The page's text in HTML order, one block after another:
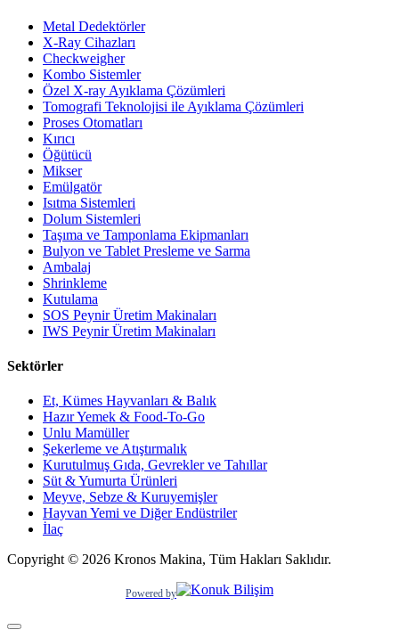
Metal Dedektörler
X-Ray Cihazları
Checkweigher
Kombo Sistemler
Özel X-ray Ayıklama Çözümleri
Tomografi Teknolojisi ile Ayıklama Çözümleri
Proses Otomatları
Kırıcı
Öğütücü
Mikser
Emülgatör
Isıtma Sistemleri
Dolum Sistemleri
Taşıma ve Tamponlama Ekipmanları
Bulyon ve Tablet Presleme ve Sarma
Ambalaj
Shrinkleme
Kutulama
SOS Peynir Üretim Makinaları
IWS Peynir Üretim Makinaları
Sektörler
Et, Kümes Hayvanları & Balık
Hazır Yemek & Food-To-Go
Unlu Mamüller
Şekerleme ve Atıştırmalık
Kurutulmuş Gıda, Gevrekler ve Tahıllar
Süt & Yumurta Ürünleri
Meyve, Sebze & Kuruyemişler
Hayvan Yemi ve Diğer Endüstriler
İlaç
Copyright © 2026 Kronos Makina, Tüm Hakları Saklıdır.
Powered by